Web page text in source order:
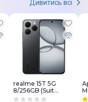
Дивитись всі
realme 15T 5G
8/256GB (Suit
Titanium)